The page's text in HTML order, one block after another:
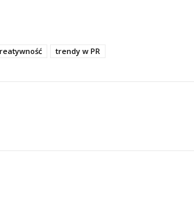
trendy w PR